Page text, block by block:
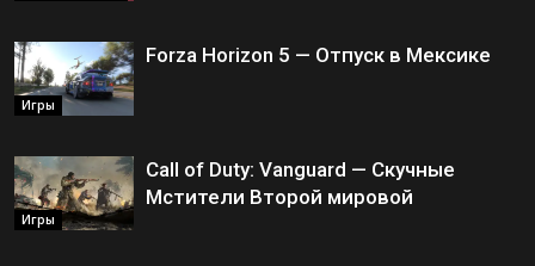
Игры
Forza Horizon 5 — Отпуск в Мексике
Игры
Call of Duty: Vanguard — Скучные
Мстители Второй мировой